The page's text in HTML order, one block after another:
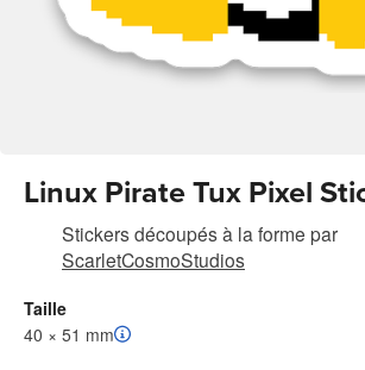
Linux Pirate Tux Pixel
Stickers découpés à la forme par
ScarletCosmoStudios
Taille
40 × 51 mm